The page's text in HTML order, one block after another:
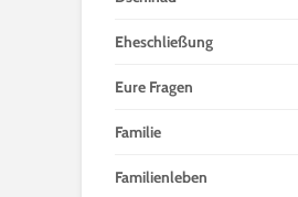
Eheschließung
Eure Fragen
Familie
Familienleben